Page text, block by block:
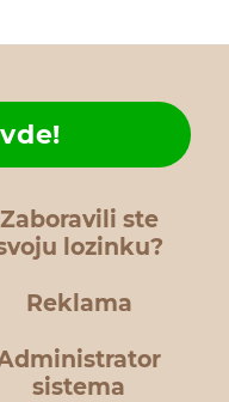
Zaboravili ste
lozinku?
Reklama
sistema